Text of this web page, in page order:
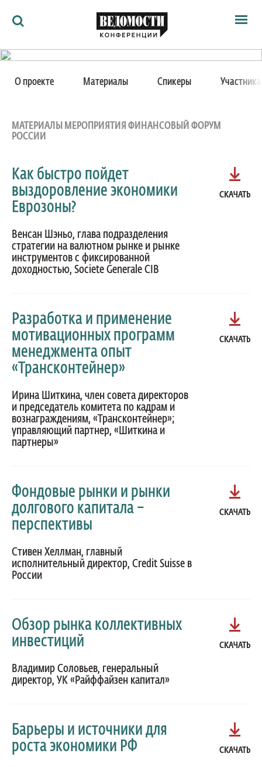
Мероприятия
Архив
О нас
Ведомости&
V ежегодный деловой форум
Москва, Ритц-Карлтон Москва, ул. Тверская, д. 3
О проекте Материалы Спикеры
МАТЕРИАЛЫ МЕРОПРИЯТИЯ ФИНАНСОВЫЙ ФОРУМ
РОССИИ
Как быстро пойдет
выздоровление экономики
Еврозоны?
Венсан Шэньо, глава подразделения
стратегии на валютном рынке и рынке
инструментов с фиксированной
доходностью, Societe Generale CIB
СКАЧАТЬ
Разработка и применение
мотивационных программ
менеджмента опыт
«Трансконтейнер»
Ирина Шиткина, член совета директоров
и председатель комитета по кадрам и
вознаграждениям, «Трансконтейнер»;
управляющий партнер, «Шиткина и
партнеры»
СКАЧАТЬ
Фондовые рынки и рынки
долгового капитала –
перспективы
Стивен Хеллман, главный
исполнительный директор, Сredit Suisse в
России
СКАЧАТЬ
Обзор рынка коллективных
инвестиций
Владимир Соловьев, генеральный
директор, УК «Райффайзен капитал»
СКАЧАТЬ
Барьеры и источники для
роста экономики РФ
СКАЧАТЬ